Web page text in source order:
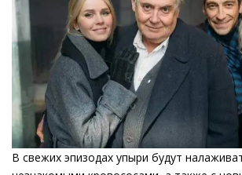
В свежих эпизодах упыри будут